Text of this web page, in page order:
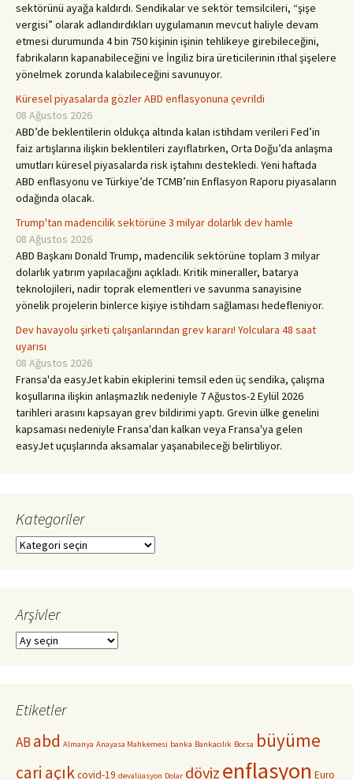
sektörünü ayağa kaldırdı. Sendikalar ve sektör temsilcileri, “şişe
vergisi” olarak adlandırdıkları uygulamanın mevcut haliyle devam
etmesi durumunda 4 bin 750 kişinin işinin tehlikeye girebileceğini,
fabrikaların kapanabileceğini ve İngiliz bira üreticilerinin ithal şişelere
yönelmek zorunda kalabileceğini savunuyor.
Küresel piyasalarda gözler ABD enflasyonuna çevrildi
08 Ağustos 2026
ABD’de beklentilerin oldukça altında kalan istihdam verileri Fed’in
faiz artışlarına ilişkin beklentileri zayıflatırken, Orta Doğu’da anlaşma
umutları küresel piyasalarda risk iştahını destekledi. Yeni haftada
ABD enflasyonu ve Türkiye’de TCMB’nin Enflasyon Raporu piyasaların
odağında olacak.
Trump'tan madencilik sektörüne 3 milyar dolarlık dev hamle
08 Ağustos 2026
ABD Başkanı Donald Trump, madencilik sektörüne toplam 3 milyar
dolarlık yatırım yapılacağını açıkladı. Kritik mineraller, batarya
teknolojileri, nadir toprak elementleri ve savunma sanayisine
yönelik projelerin binlerce kişiye istihdam sağlaması hedefleniyor.
Dev havayolu şirketi çalışanlarından grev kararı! Yolculara 48 saat
uyarısı
08 Ağustos 2026
Fransa'da easyJet kabin ekiplerini temsil eden üç sendika, çalışma
koşullarına ilişkin anlaşmazlık nedeniyle 7 Ağustos-2 Eylül 2026
tarihleri arasını kapsayan grev bildirimi yaptı. Grevin ülke genelini
kapsaması nedeniyle Fransa'dan kalkan veya Fransa'ya gelen
easyJet uçuşlarında aksamalar yaşanabileceği belirtiliyor.
Kategoriler
Kategoriler
Arşivler
Arşivler
Etiketler
AB abd Almanya Anayasa Mahkemesi banka Bankacılık Borsa büyüme
cari açıkcovid-19 devalüasyon Dolar dövizenflasyon Euro